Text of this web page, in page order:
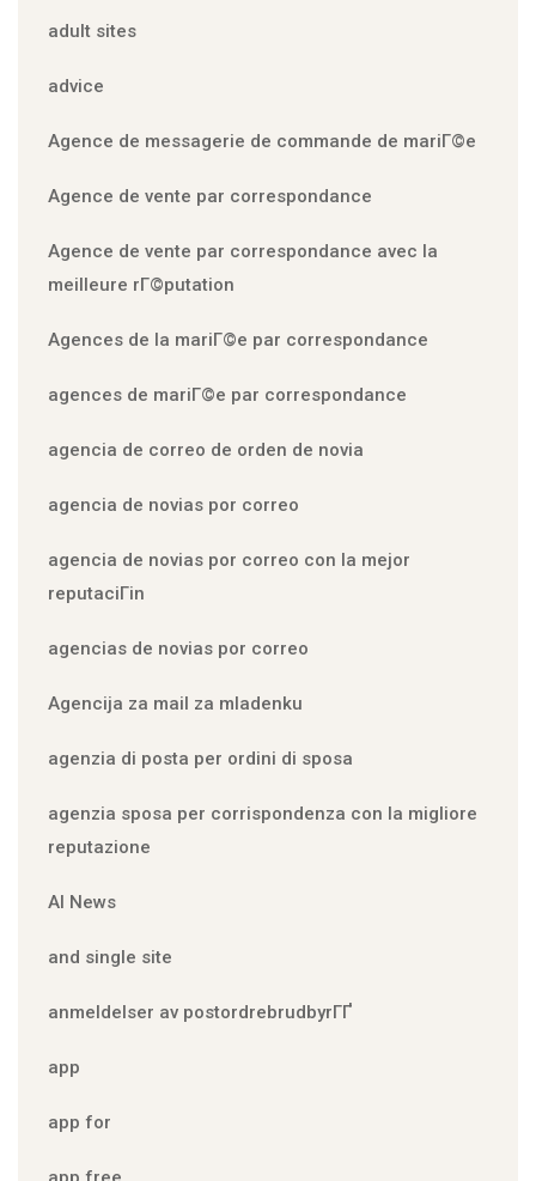
adult sites
advice
Agence de messagerie de commande de mariГ©e
Agence de vente par correspondance
Agence de vente par correspondance avec la
meilleure rГ©putation
Agences de la mariГ©e par correspondance
agences de mariГ©e par correspondance
agencia de correo de orden de novia
agencia de novias por correo
agencia de novias por correo con la mejor
reputaciГіn
agencias de novias por correo
Agencija za mail za mladenku
agenzia di posta per ordini di sposa
agenzia sposa per corrispondenza con la migliore
reputazione
AI News
and single site
anmeldelser av postordrebrudbyrГҐ
app
app for